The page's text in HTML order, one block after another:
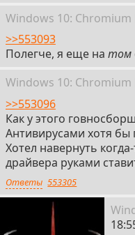
Windows 10: Chromium
>>553093
Полегче, я еще на том
Windows 10: Chromium
>>553096
Как у этого
Антивирусами хотя бы
Хотел навернуть
драйвера руками
Ответы 553305
Win